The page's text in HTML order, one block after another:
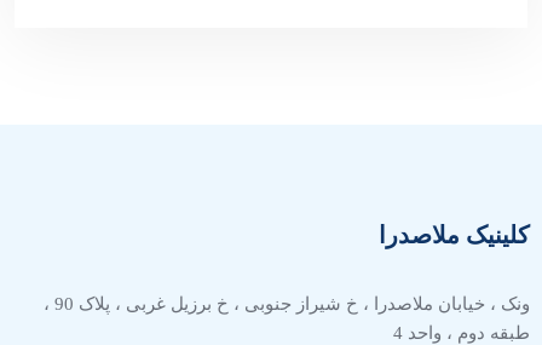
کلینیک ملاصدرا
ونک ، خیابان ملاصدرا ، خ شیراز جنوبی ، خ برزیل غربی ، پلاک 90 ،
طبقه دوم ، واحد 4